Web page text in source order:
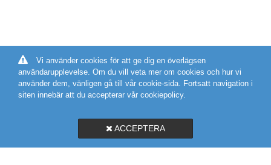
Vi använder cookies för att ge dig en överlägsen
användarupplevelse. Om du vill veta mer om cookies och hur vi
använder dem, vänligen gå till vår cookie-sida. Fortsatt navigation i
siten innebär att du accepterar vår cookiepolicy.
ACCEPTERA